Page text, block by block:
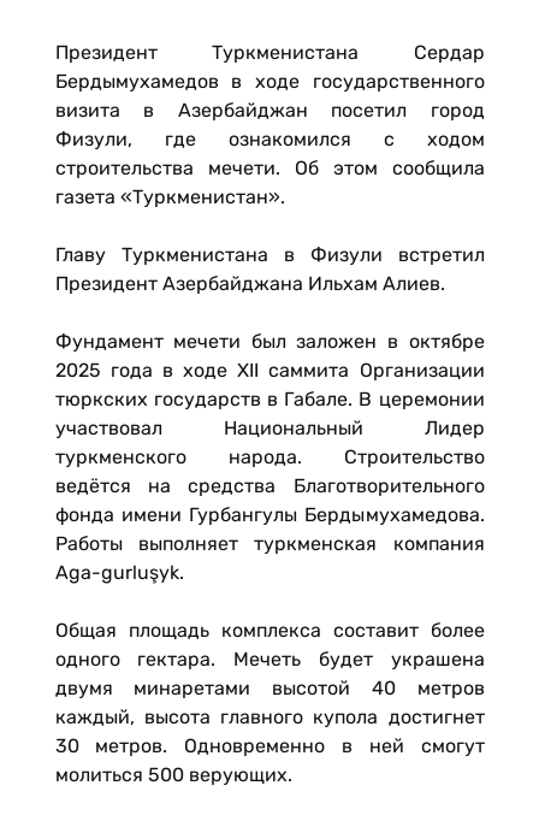
Президент Туркменистана Сердар
Бердымухамедов в ходе государственного
визита в Азербайджан посетил город
Физули, где ознакомился с ходом
строительства мечети. Об этом сообщила
газета «Туркменистан».
Главу Туркменистана в Физули встретил
Президент Азербайджана Ильхам Алиев.
Фундамент мечети был заложен в октябре
2025 года в ходе XII саммита Организации
тюркских государств в Габале. В церемонии
участвовал Национальный Лидер
туркменского народа. Строительство
ведётся на средства Благотворительного
фонда имени Гурбангулы Бердымухамедова.
Работы выполняет туркменская компания
Aga-gurluşyk.
Общая площадь комплекса составит более
одного гектара. Мечеть будет украшена
двумя минаретами высотой 40 метров
каждый, высота главного купола достигнет
30 метров. Одновременно в ней смогут
молиться 500 верующих.